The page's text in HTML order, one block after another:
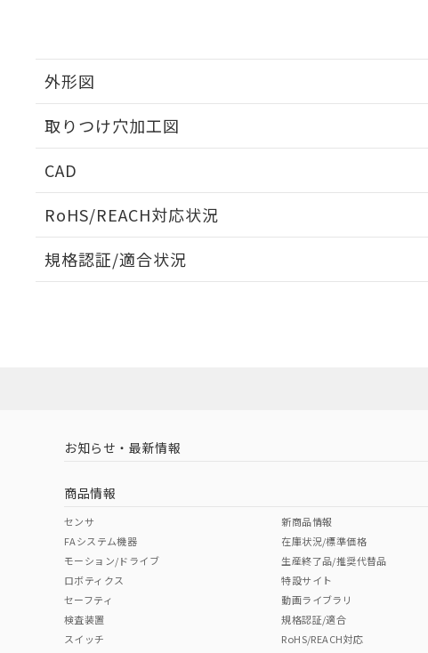
外形図
取りつけ穴加工図
CAD
RoHS/REACH対応状況
EU RoHS 注意事項・凡例
中国 RoHS 注意事項・凡例
中国 RoHS表
Pb Hg Cr(VI)
規格認証/適合状況
（イギリス
（ノルウェー
お知らせ・最新情報
商品情報
センサ
FAシステム機器
モーション/ドライブ
ロボティクス
セーフティ
検査装置
スイッチ
新商品情報
在庫状況/標準価格
生産終了品/推奨代替品
特設サイト
動画ライブラリ
規格認証/適合
RoHS/REACH対応